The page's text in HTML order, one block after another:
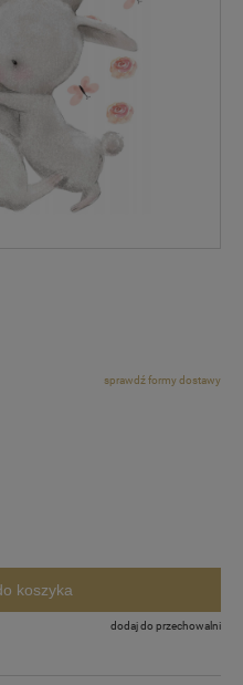
płatnościsprawdź formy dostawy
koszyka
dodaj do przechowalni